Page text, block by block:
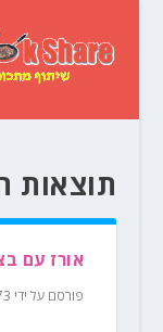
תוצאות
אורז עם
פורסם על ידי